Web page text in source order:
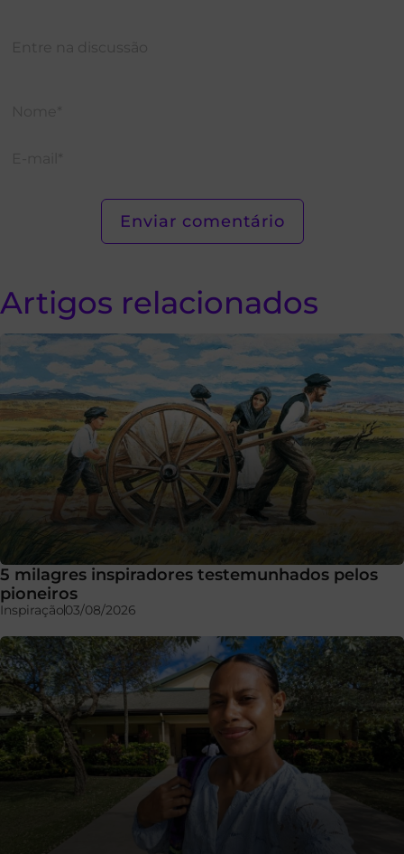
Artigos relacionados
5 milagres inspiradores testemunhados pelos
pioneiros
Inspiração03/08/2026